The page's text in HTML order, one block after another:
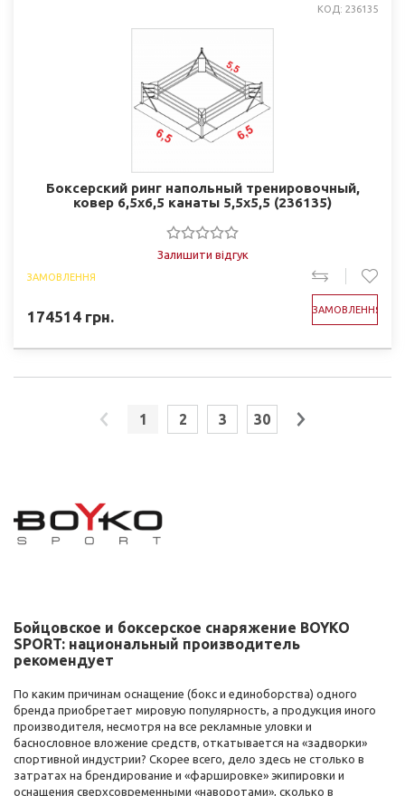
КОД: 236135
Боксерский ринг напольный тренировочный,
ковер 6,5х6,5 канаты 5,5х5,5 (236135)
Залишити відгук
ЗАМОВЛЕННЯ
174514 грн. ЗАМОВЛЕННЯ
1 2 3 30
Бойцовское и боксерское снаряжение BOYKO
SPORT: национальный производитель
рекомендует
По каким причинам оснащение (бокс и единоборства) одного
бренда приобретает мировую популярность, а продукция иного
производителя, несмотря на все рекламные уловки и
баснословное вложение средств, откатывается на «задворки»
спортивной индустрии? Скорее всего, дело здесь не столько в
затратах на брендирование и «фаршировке» экипировки и
оснащения сверхсовременными «наворотами», сколько в